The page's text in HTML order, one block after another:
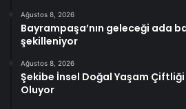
Ağustos 8, 2026
Bayrampaşa’nın geleceği ada
şekilleniyor
Ağustos 8, 2026
Şekibe İnsel Doğal Yaşam
Oluyor